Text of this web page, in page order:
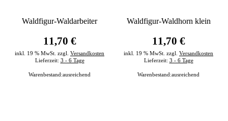
Waldfigur-Waldarbeiter
11,70 €
inkl. 19 % MwSt. zzgl. Versandkosten
Lieferzeit: 3 - 6 Tage
Warenbestand:ausreichend
Waldfigur-Waldhorn klein
11,70 €
inkl. 19 % MwSt. zzgl. Versandkosten
Lieferzeit: 3 - 6 Tage
Warenbestand:ausreichend